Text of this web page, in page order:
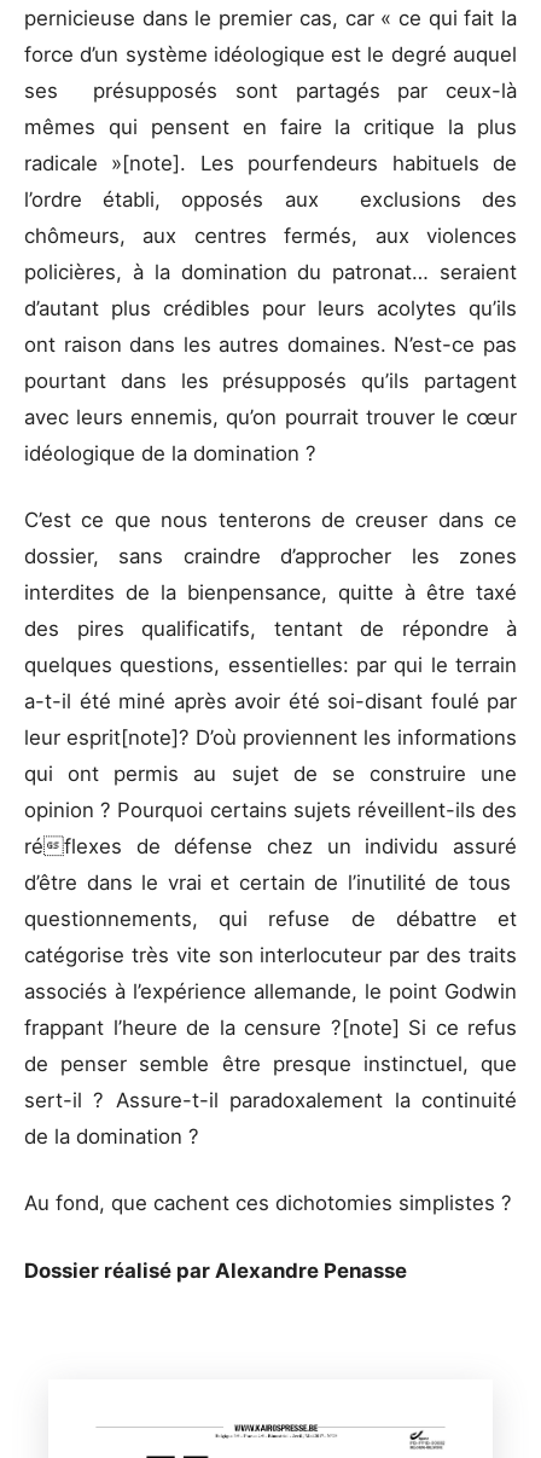
pernicieuse dans le premier cas, car « ce qui fait la
force d’un système idéologique est le degré auquel
ses présupposés sont partagés par ceux-là
mêmes qui pensent en faire la critique la plus
radicale »[note]. Les pourfendeurs habituels de
l’ordre établi, opposés aux exclusions des
chômeurs, aux centres fermés, aux violences
policières, à la domination du patronat… seraient
d’autant plus crédibles pour leurs acolytes qu’ils
ont raison dans les autres domaines. N’est-ce pas
pourtant dans les présupposés qu’ils partagent
avec leurs ennemis, qu’on pourrait trouver le cœur
idéologique de la domination ?
C’est ce que nous tenterons de creuser dans ce
dossier, sans craindre d’approcher les zones
interdites de la bienpensance, quitte à être taxé
des pires qualificatifs, tentant de répondre à
quelques questions, essentielles: par qui le terrain
a-t-il été miné après avoir été soi-disant foulé par
leur esprit[note]? D’où proviennent les informations
qui ont permis au sujet de se construire une
opinion ? Pourquoi certains sujets réveillent-ils des
réflexes de défense chez un individu assuré
d’être dans le vrai et certain de l’inutilité de tous
questionnements, qui refuse de débattre et
catégorise très vite son interlocuteur par des traits
associés à l’expérience allemande, le point Godwin
frappant l’heure de la censure ?[note] Si ce refus
de penser semble être presque instinctuel, que
sert-il ? Assure-t-il paradoxalement la continuité
de la domination ?
Au fond, que cachent ces dichotomies simplistes ?
Dossier réalisé par Alexandre Penasse